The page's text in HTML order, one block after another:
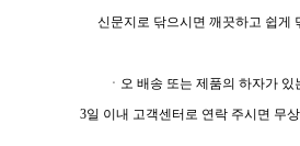
신문지로 닦으시면 깨끗하고 쉽게
ㆍ오 배송 또는 제품의 하자가 있
3일 이내 고객센터로 연락 주시면 무